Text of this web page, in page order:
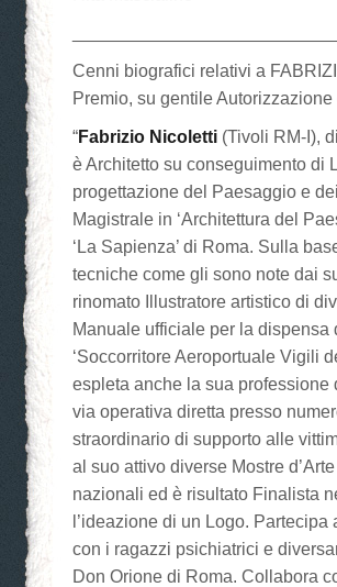
Cenni biografici relativi a
Premio, su gentile
“Fabrizio Nicoletti (Tivoli RM-I),
è Architetto su conseguimento di
progettazione del Paesaggio e
Magistrale in ‘Architettura del
‘La Sapienza’ di Roma. Sulla
tecniche come gli sono note dai
rinomato Illustratore artistico di
Manuale ufficiale per la
‘Soccorritore Aeroportuale Vigili
espleta anche la sua
via operativa diretta presso
straordinario di supporto alle
al suo attivo diverse Mostre
nazionali ed è risultato Finalista
l’ideazione di un Logo. Partecipa
con i ragazzi psichiatrici e
Don Orione di Roma. Collabora